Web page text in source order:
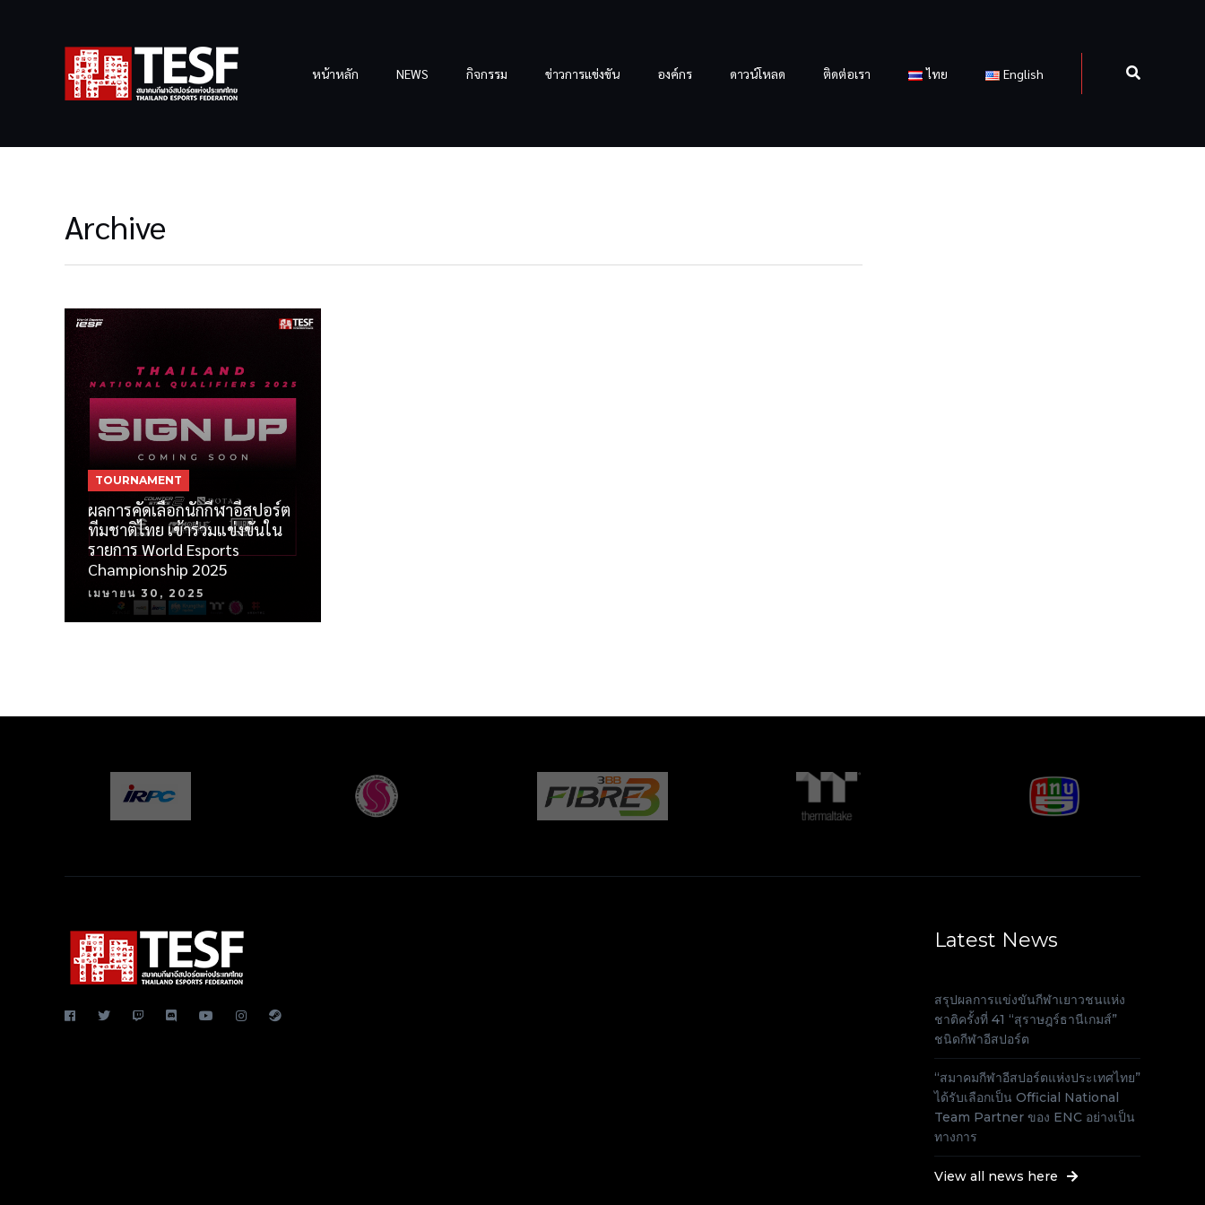
หน้าหลัก NEWS กิจกรรม ข่าวการแข่งขัน องค์กร ดาวน์โหลด ติดต่อเรา ไทย English
Archive
TOURNAMENT
ผลการคัดเลือกนักกีฬาอีสปอร์ต
ทีมชาติไทย เข้าร่วมแข่งขันใน
รายการ World Esports
Championship 2025
เมษายน 30, 2025
Latest News
สรุปผลการแข่งขันกีฬาเยาวชนแห่ง
ชาติครั้งที่ 41 “สุราษฎร์ธานีเกมส์”
ชนิดกีฬาอีสปอร์ต
“สมาคมกีฬาอีสปอร์ตแห่งประเทศไทย”
ได้รับเลือกเป็น Official National
Team Partner ของ ENC อย่างเป็น
ทางการ
View all news here